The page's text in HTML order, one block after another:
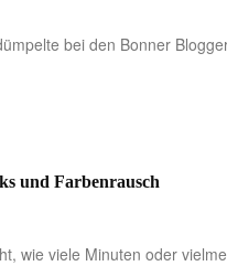
bei den Bonner
und Farbenrausch
wie viele Minuten oder